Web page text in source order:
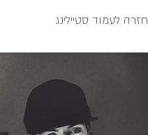
חזרה לעמוד סטיילינג